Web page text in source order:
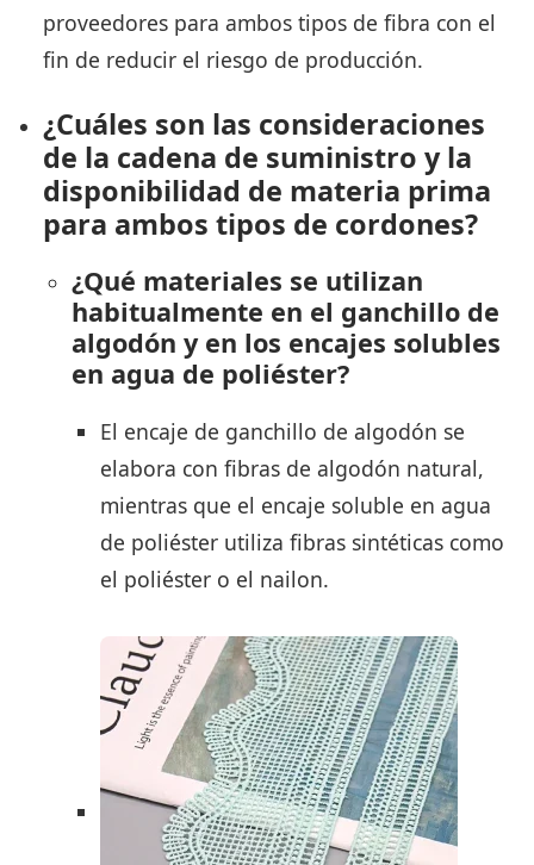
proveedores para ambos tipos de fibra con el
fin de reducir el riesgo de producción.
¿Cuáles son las consideraciones
de la cadena de suministro y la
disponibilidad de materia prima
para ambos tipos de cordones?
¿Qué materiales se utilizan
habitualmente en el ganchillo de
algodón y en los encajes solubles
en agua de poliéster?
El encaje de ganchillo de algodón se
elabora con fibras de algodón natural,
mientras que el encaje soluble en agua
de poliéster utiliza fibras sintéticas como
el poliéster o el nailon.